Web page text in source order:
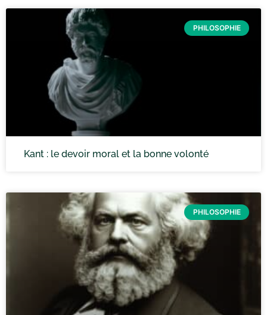
PHILOSOPHIE
Kant : le devoir moral et la bonne volonté
PHILOSOPHIE